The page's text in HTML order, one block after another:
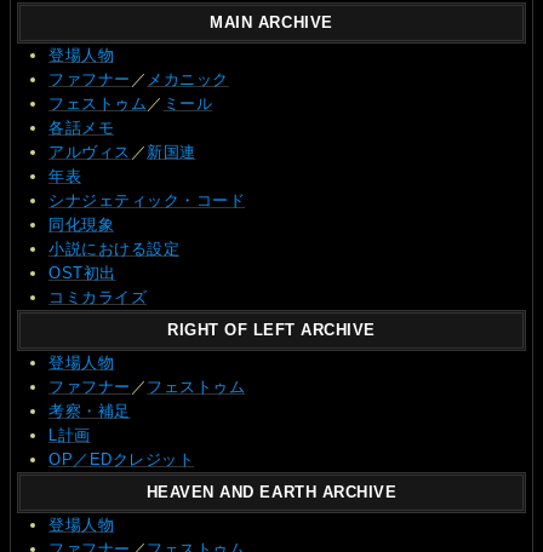
MAIN ARCHIVE
登場人物
ファフナー ／ メカニック
フェストゥム ／ ミール
各話メモ
アルヴィス ／ 新国連
年表
シナジェティック・コード
同化現象
小説における設定
OST初出
コミカライズ
RIGHT OF LEFT ARCHIVE
登場人物
ファフナー ／ フェストゥム
考察・補足
L計画
OP／EDクレジット
HEAVEN AND EARTH ARCHIVE
登場人物